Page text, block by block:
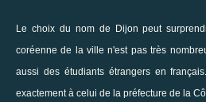
Le choix du nom de Dijon peut
coréenne de la ville n'est pas très
aussi des étudiants étrangers en
exactement à celui de la préfecture de la